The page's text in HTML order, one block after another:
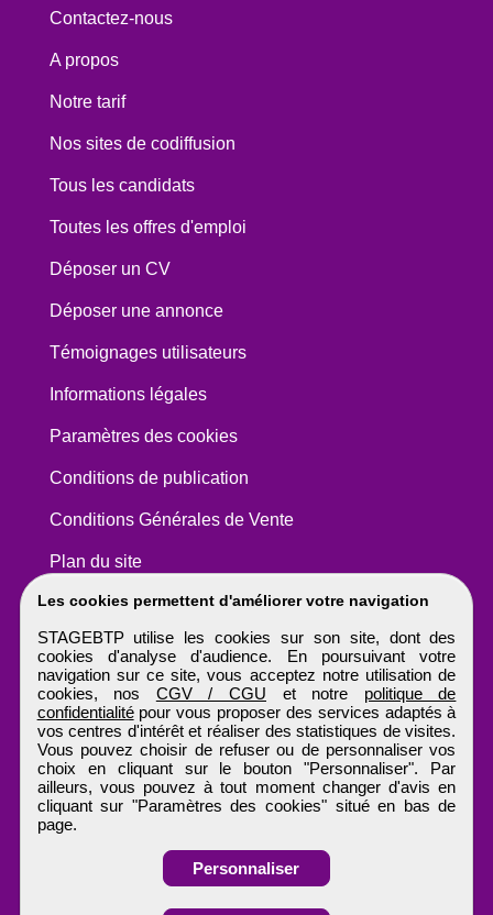
Les cookies permettent d'améliorer votre navigation
STAGEBTP utilise les cookies sur son site, dont des
cookies d'analyse d'audience. En poursuivant votre
navigation sur ce site, vous acceptez notre utilisation de
cookies, nos CGV / CGU et notre politique de
confidentialitépour vous proposer des services adaptés à
vos centres d'intérêt et réaliser des statistiques de visites.
Vous pouvez choisir de refuser ou de personnaliser vos
choix en cliquant sur le bouton "Personnaliser". Par
ailleurs, vous pouvez à tout moment changer d'avis en
cliquant sur "Paramètres des cookies" situé en bas de
page.
Personnaliser
Contactez-nous
A propos
Notre tarif
Nos sites de codiffusion
Tous les candidats
Toutes les offres d'emploi
Déposer un CV
Déposer une annonce
Témoignages utilisateurs
Informations légales
Paramètres des cookies
Conditions de publication
Conditions Générales de Vente
Plan du site